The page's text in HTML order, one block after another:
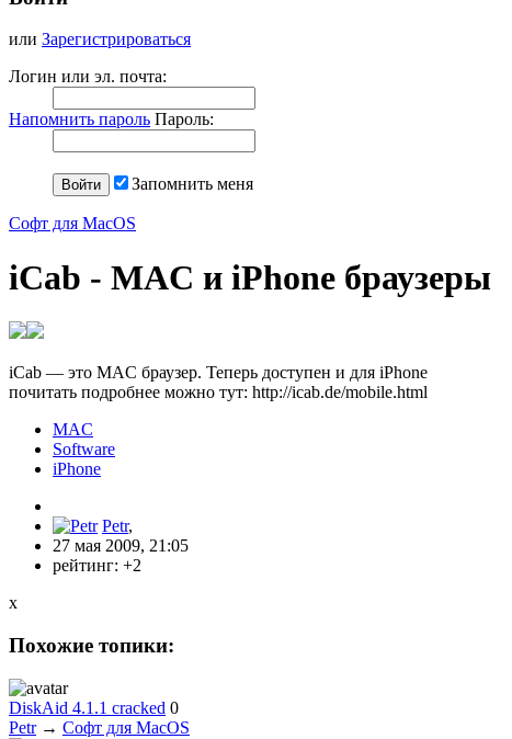
или Зарегистрироваться
Логин или эл. почта:
Напомнить пароль Пароль:
Запомнить меня
Софт для MacOS
iCab - MAC и iPhone браузеры
iCab — это MAC браузер. Теперь доступен и для iPhone
почитать подробнее можно тут: http://icab.de/mobile.html
MAC
Software
iPhone
Petr,
27 мая 2009, 21:05
рейтинг: +2
x
Похожие топики:
DiskAid 4.1.1 cracked 0
Petr→ Софт для MacOS